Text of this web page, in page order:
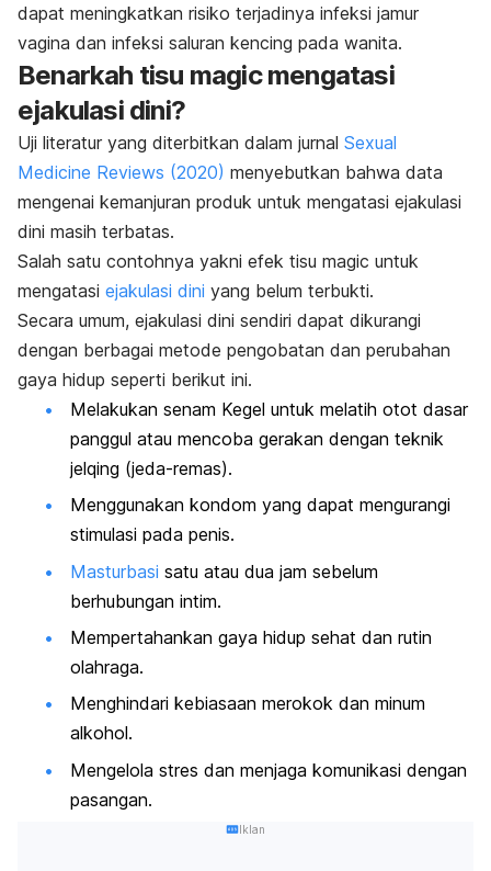
dapat meningkatkan risiko terjadinya infeksi jamur
vagina dan infeksi saluran kencing pada wanita.
Benarkah tisu magicmengatasi
ejakulasi dini?
Uji literatur yang diterbitkan dalam jurnal Sexual
Medicine Reviews (2020) menyebutkan bahwa data
mengenai kemanjuran produk untuk mengatasi ejakulasi
dini masih terbatas.
Salah satu contohnya yakni efek tisu magic untuk
mengatasi ejakulasi dini yang belum terbukti.
Secara umum, ejakulasi dini sendiri dapat dikurangi
dengan berbagai metode pengobatan dan perubahan
gaya hidup seperti berikut ini.
Melakukan senam Kegel untuk melatih otot dasar
panggul atau mencoba gerakan dengan teknik
jelqing (jeda-remas).
Menggunakan kondom yang dapat mengurangi
stimulasi pada penis.
Masturbasi satu atau dua jam sebelum
berhubungan intim.
Mempertahankan gaya hidup sehat dan rutin
olahraga.
Menghindari kebiasaan merokok dan minum
alkohol.
Mengelola stres dan menjaga komunikasi dengan
pasangan.
Iklan